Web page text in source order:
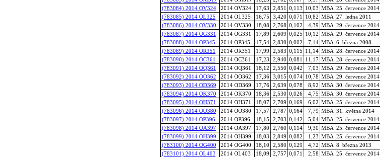
(783084) 2014 OV324
2014 OV324 17,63 2,851 0,113 10,03 MBA 25. července 2014
(783085) 2014 OL325
2014 OL325 16,75 3,420 0,071 10,82 MBA 27. ledna 2011
(783086) 2014 OV330
2014 OV330 18,08 2,768 0,102 4,39 MBA 29. července 2014
(783087) 2014 OG331
2014 OG331 17,89 2,609 0,025 10,12 MBA 29. července 2014
(783088) 2014 OP345
2014 OP345 17,54 2,830 0,002 7,14 MBA 6. března 2008
(783089) 2014 OR351
2014 OR351 17,99 2,583 0,115 11,14 MBA 28. července 2014
(783090) 2014 OC361
2014 OC361 17,23 2,940 0,081 11,17 MBA 28. července 2014
(783091) 2014 OQ361
2014 OQ361 18,12 2,550 0,042 7,03 MBA 29. července 2014
(783092) 2014 OO362
2014 OO362 17,36 3,015 0,074 10,78 MBA 29. července 2014
(783093) 2014 OD369
2014 OD369 17,76 2,639 0,078 8,92 MBA 30. července 2014
(783094) 2014 OK370
2014 OK370 18,36 2,530 0,026 4,75 MBA 30. července 2014
(783095) 2014 OH371
2014 OH371 18,07 2,709 0,169 6,02 MBA 25. července 2014
(783096) 2014 OO380
2014 OO380 17,57 2,787 0,164 7,79 MBA 31. května 2014
(783097) 2014 OP396
2014 OP396 18,15 2,703 0,142 5,04 MBA 25. července 2014
(783098) 2014 OA397
2014 OA397 17,80 2,760 0,114 9,30 MBA 25. července 2014
(783099) 2014 OH399
2014 OH399 18,03 2,849 0,082 1,23 MBA 25. července 2014
(783100) 2014 OG400
2014 OG400 18,10 2,580 0,129 4,72 MBA 8. března 2013
(783101) 2014 OL403
2014 OL403 18,09 2,757 0,071 2,58 MBA 25. července 2014